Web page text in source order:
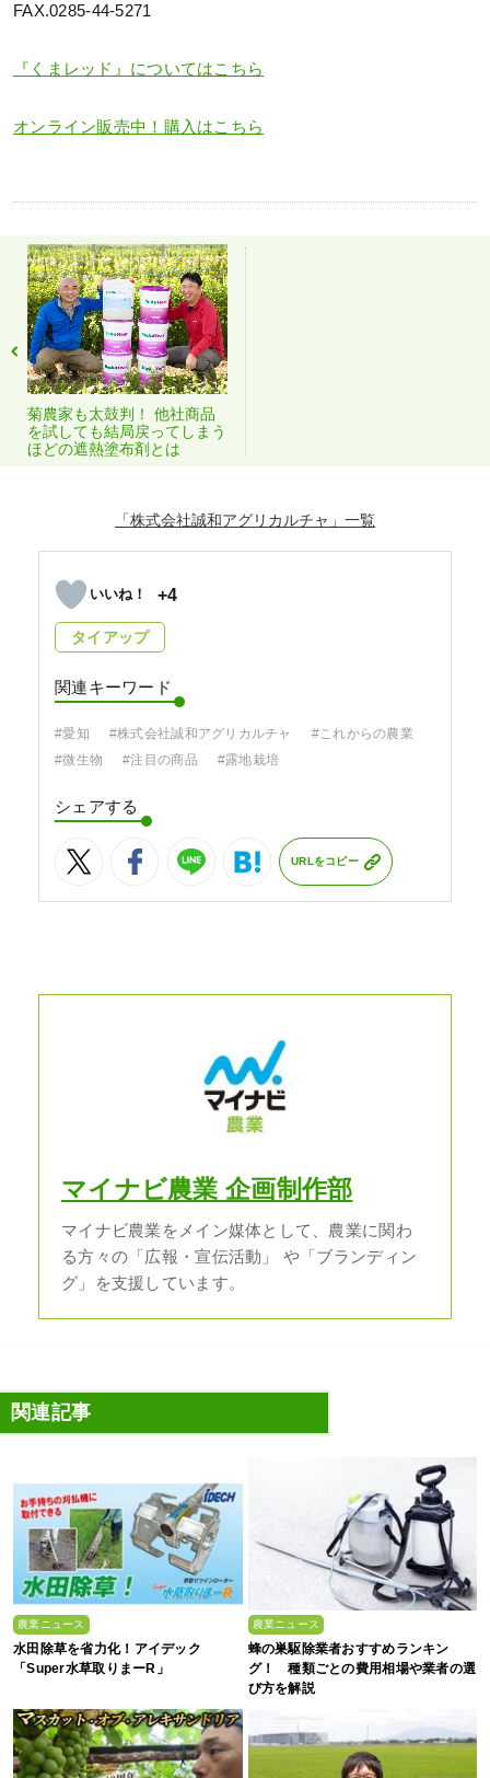
FAX.0285-44-5271
『くまレッド』についてはこちら
オンライン販売中！購入はこちら
菊農家も太鼓判！ 他社商品
を試しても結局戻ってしまう
ほどの遮熱塗布剤とは
「株式会社誠和アグリカルチャ」
+4
タイアップ
関連キーワード
#愛知 #株式会社誠和アグリカルチャ
#これからの農業
#微生物
#注目の商品 #露地栽培
シェアする
URLをコピー
マイナビ農業 企画制作部
マイナビ農業をメイン媒体として、農業に関わ
る方々の「広報・宣伝活動」 や「ブランディン
グ」を支援しています。
関連記事
農業ニュース
水田除草を省力化！アイデック
「Super水草取りまーR」
農業ニュース
蜂の巣駆除業者おすすめランキン
グ！ 種類ごとの費用相場や業者の選
び方を解説